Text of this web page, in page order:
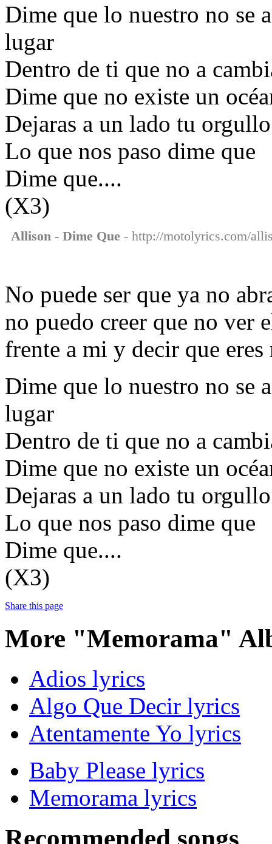
Dime que lo nuestro no se
lugar
Dentro de ti que no a
Dime que no existe un
Dejaras a un lado tu
Lo que nos paso dime que
Dime que....
(X3)
Allison - Dime Que - http://motolyrics.com/
No puede ser que ya no
no puedo creer que no ver
frente a mi y decir que eres
Dime que lo nuestro no se
lugar
Dentro de ti que no a
Dime que no existe un
Dejaras a un lado tu
Lo que nos paso dime que
Dime que....
(X3)
Share this page
More "Memorama"
Adios lyrics
Algo Que Decir lyrics
Atentamente Yo lyrics
Baby Please lyrics
Memorama lyrics